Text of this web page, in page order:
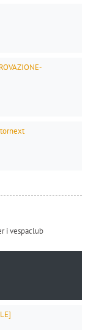
i vespaclub